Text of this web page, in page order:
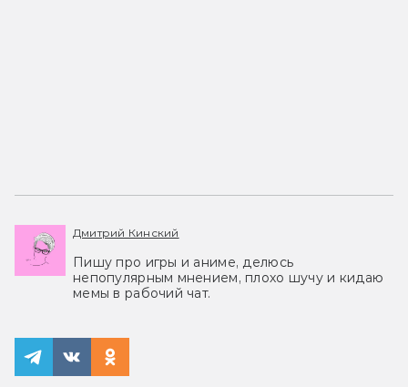
Дмитрий Кинский
Пишу про игры и аниме, делюсь
непопулярным мнением, плохо шучу и кидаю
мемы в рабочий чат.